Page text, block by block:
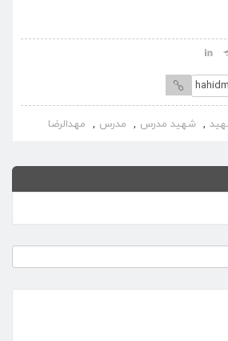
, شهید مدرس , مدرس , مهدالرضا